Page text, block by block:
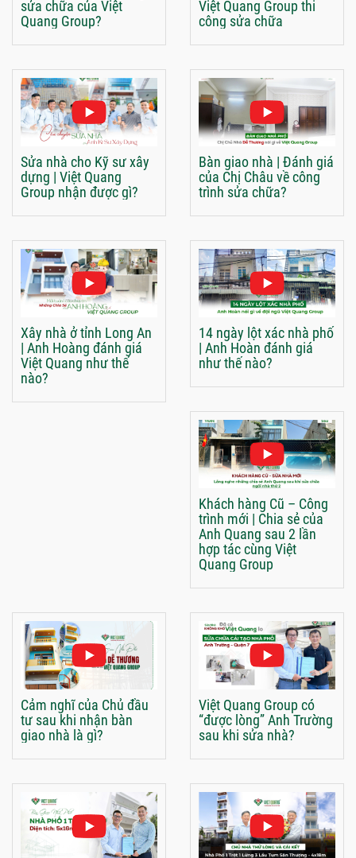
sửa chữa của Việt
Quang Group?
Việt Quang Group thi
công sửa chữa
Sửa nhà cho Kỹ sư xây
dựng | Việt Quang
Group nhận được gì?
Bàn giao nhà | Đánh giá
của Chị Châu về công
trình sửa chữa?
Xây nhà ở tỉnh Long An
| Anh Hoàng đánh giá
Việt Quang như thế
nào?
14 ngày lột xác nhà phố
| Anh Hoàn đánh giá
như thế nào?
Khách hàng Cũ – Công
trình mới | Chia sẻ của
Anh Quang sau 2 lần
hợp tác cùng Việt
Quang Group
Cảm nghĩ của Chủ đầu
tư sau khi nhận bàn
giao nhà là gì?
Việt Quang Group có
“được lòng” Anh Trường
sau khi sửa nhà?